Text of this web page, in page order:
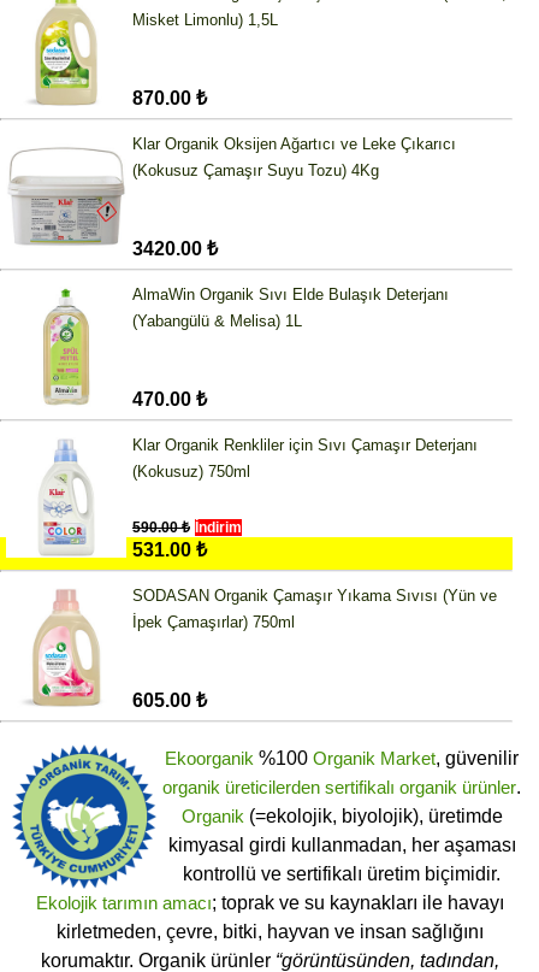
Misket Limonlu) 1,5L
870.00 ₺
Klar Organik Oksijen Ağartıcı ve Leke Çıkarıcı
(Kokusuz Çamaşır Suyu Tozu) 4Kg
3420.00 ₺
AlmaWin Organik Sıvı Elde Bulaşık Deterjanı
(Yabangülü & Melisa) 1L
470.00 ₺
Klar Organik Renkliler için Sıvı Çamaşır Deterjanı
(Kokusuz) 750ml
590.00 ₺ İndirim
531.00 ₺
SODASAN Organik Çamaşır Yıkama Sıvısı (Yün ve
İpek Çamaşırlar) 750ml
605.00 ₺
Ekoorganik %100 Organik Market, güvenilir
organik üreticilerden sertifikalı organik ürünler.
Organik (=ekolojik, biyolojik), üretimde
kimyasal girdi kullanmadan, her aşaması
kontrollü ve sertifikalı üretim biçimidir.
Ekolojik tarımın amacı; toprak ve su kaynakları ile havayı
kirletmeden, çevre, bitki, hayvan ve insan sağlığını
korumaktır. Organik ürünler “görüntüsünden, tadından,